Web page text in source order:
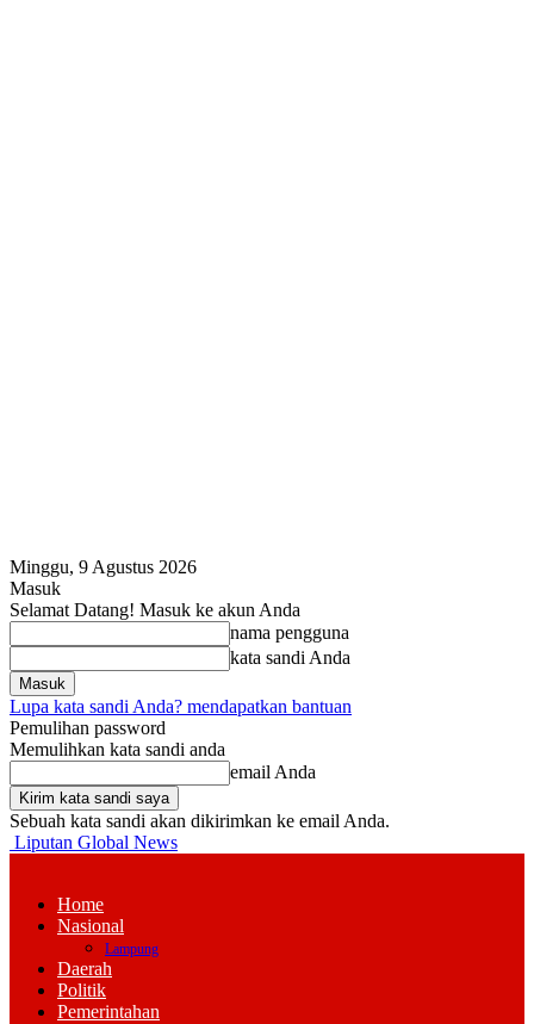
Minggu, 9 Agustus 2026
Masuk
Selamat Datang! Masuk ke akun Anda
nama pengguna
kata sandi Anda
Lupa kata sandi Anda? mendapatkan bantuan
Pemulihan password
Memulihkan kata sandi anda
email Anda
Sebuah kata sandi akan dikirimkan ke email Anda.
Liputan Global News
Home
Nasional
Lampung
Daerah
Politik
Pemerintahan